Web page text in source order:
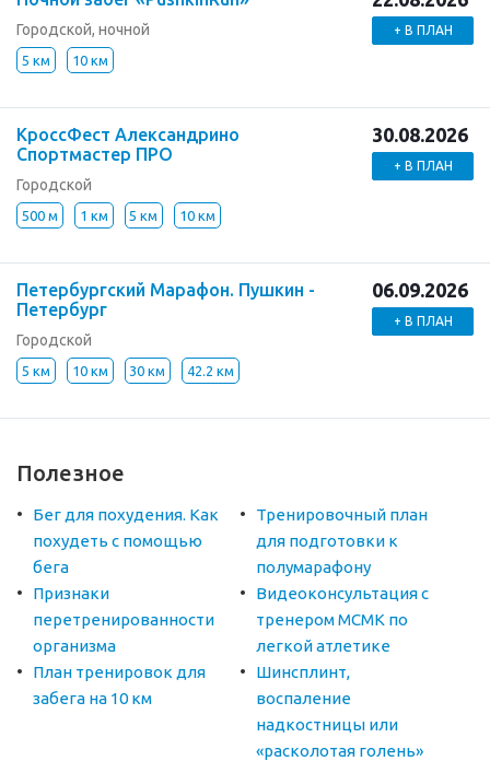
Городской, ночной
5 км 10 км
+ В ПЛАН
КроссФест Александрино
Спортмастер ПРО
Городской
500 м 1 км 5 км 10 км
30.08.2026
+ В ПЛАН
Петербургский Марафон. Пушкин -
Петербург
Городской
5 км 10 км 30 км 42.2 км
06.09.2026
+ В ПЛАН
Полезное
Бег для похудения. Как
похудеть с помощью
бега
Тренировочный план
для подготовки к
полумарафону
Признаки
перетренированности
организма
Видеоконсультация с
тренером МСМК по
легкой атлетике
План тренировок для
забега на 10 км
Шинсплинт,
воспаление
надкостницы или
«расколотая голень»